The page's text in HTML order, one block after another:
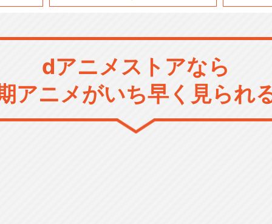
dアニメストアなら
アニメがいち早く見られ